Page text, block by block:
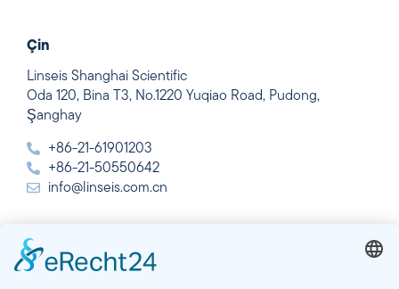
Çin
Linseis Shanghai Scientific
Oda 120, Bina T3, No.1220 Yuqiao Road, Pudong,
Şanghay
+86-21-61901203
+86-21-50550642
info@linseis.com.cn
Hindistan